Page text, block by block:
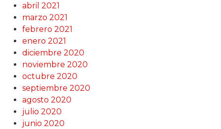
abril 2021
marzo 2021
febrero 2021
enero 2021
diciembre 2020
noviembre 2020
octubre 2020
septiembre 2020
agosto 2020
julio 2020
junio 2020